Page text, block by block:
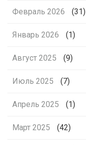
Февраль 2026 (31)
Январь 2026 (1)
Август 2025 (9)
Июль 2025 (7)
Апрель 2025 (1)
Март 2025 (42)